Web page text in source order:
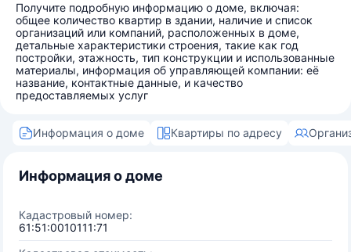
Получите подробную информацию о доме, включая:
общее количество квартир в здании, наличие и список
организаций или компаний, расположенных в доме,
детальные характеристики строения, такие как год
постройки, этажность, тип конструкции и использованные
материалы, информация об управляющей компании: её
название, контактные данные, и качество
предоставляемых услуг
Информация о доме Квартиры по адресу
Информация о доме
Кадастровый номер:
61:51:0010111:71